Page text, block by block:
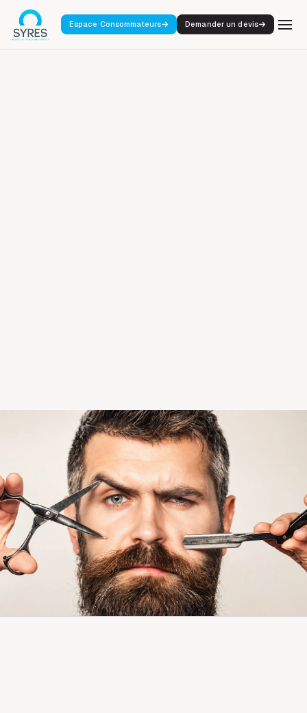
Espace Consommateurs Demander un devis